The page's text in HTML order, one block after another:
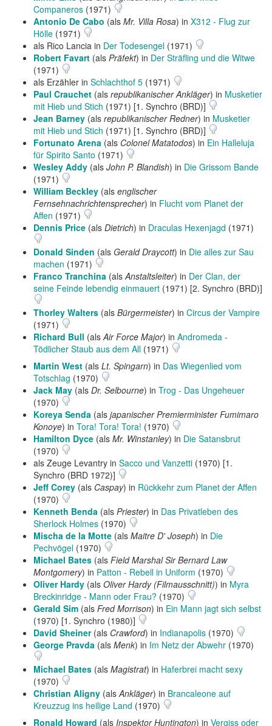
Companeros (1971)
Antonio De Cabo (als Mr. Villa Rosa) in X312 - Flug zur
Hölle (1971)
als Rico Lancia in Der Todesengel (1971)
Robert Favart (als Präfekt) in Der Sträfling und die Witwe
(1971)
als Erzähler in Schlachthof 5 (1971)
Paul Crauchet (als republikanischer Ankläger) in Musketier
mit Hieb und Stich (1971) [1. Synchro (BRD)]
Jean Barney (als republikanischer Redner) in Musketier
mit Hieb und Stich (1971) [1. Synchro (BRD)]
Fortunato Arena (als Colonel Matatodos) in Ein Halleluja
für Spirito Santo (1971)
Wesley Addy (als John P. Blandish) in Die Grissom Bande
(1971)
William Beckley (als englischer
Fernsehnachrichtensprecher) in Flucht vom Planet der
Affen (1971)
Dennis Price (als Dietrich) in Draculas Hexenjagd (1971)
Donald Sinden (als Gerald Draycott) in Die alles zur Sau
machen (1971)
Franco Tranchina (alsAnstaltsleiter) in Der Clan, der
seine Feinde lebendig einmauert (1971) [2. Synchro (BRD)]
Thorley Walters (als Bürgermeister) in Circus der Vampire
(1971)
Richard Bull (alsAir Force Major) in Andromeda -
Tödlicher Staub aus dem All (1971)
Martin West (als Lt. Spingarn) in Das Wiegenlied vom
Totschlag (1970)
Jack May (als Dr. Selbourne) in Trog - Das Ungeheuer
(1970)
Koreya Senda (als japanischer Premierminister Fumimaro
Konoye) in Tora! Tora! Tora! (1970)
Hamilton Dyce (als Mr. Winstanley) in Die Satansbrut
(1970)
als Zeuge Levantry in Sacco und Vanzetti (1970) [1.
Synchro (BRD 1972)]
Jeff Corey (als Caspay) in Rückkehr zum Planet der Affen
(1970)
Kenneth Benda (als Priester) in Das Privatleben des
Sherlock Holmes (1970)
Mischa de la Motte (als Maitre D' Joseph) in Die
Pechvögel (1970)
Michael Bates (als Field Marshal Sir Bernard Law
Montgomery) in Patton - Rebell in Uniform (1970)
Oliver Hardy (als Oliver Hardy (Filmausschnitt)) in Myra
Breckinridge - Mann oder Frau? (1970)
Gerald Sim (als Fred Morrison) in Ein Mann jagt sich selbst
(1970) [1. Synchro (1980)]
David Sheiner(als Crawford) in Indianapolis (1970)
George Pravda (als Menk) in Im Netz der Abwehr (1970)
Michael Bates (als Magistrat) in Haferbrei macht sexy
(1970)
Christian Aligny (alsAnkläger) in Brancaleone auf
Kreuzzug ins heilige Land (1970)
Ronald Howard (als Inspektor Huntington) in Vergiss oder